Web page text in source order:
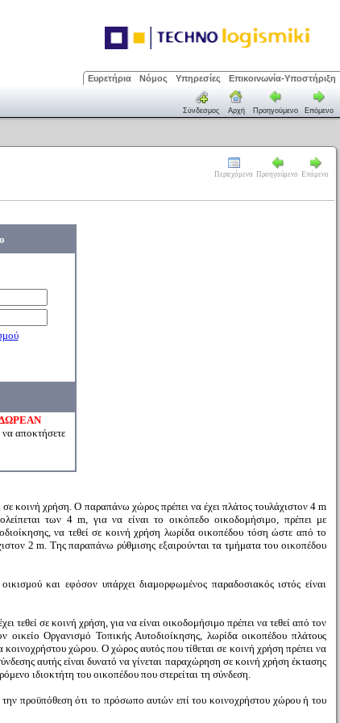
Ευρετήρια Νόμος Υπηρεσίες Επικοινωνία-Υποστήριξη
Σύνδεσμος Αρχή Προηγούμενο Επόμενο